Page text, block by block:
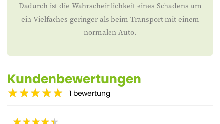
Dadurch ist die Wahrscheinlichkeit eines Schadens um
ein Vielfaches geringer als beim Transport mit einem
normalen Auto.
Kundenbewertungen
1 bewertung